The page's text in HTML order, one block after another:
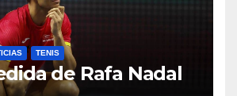
TENIS
de Rafa Nadal